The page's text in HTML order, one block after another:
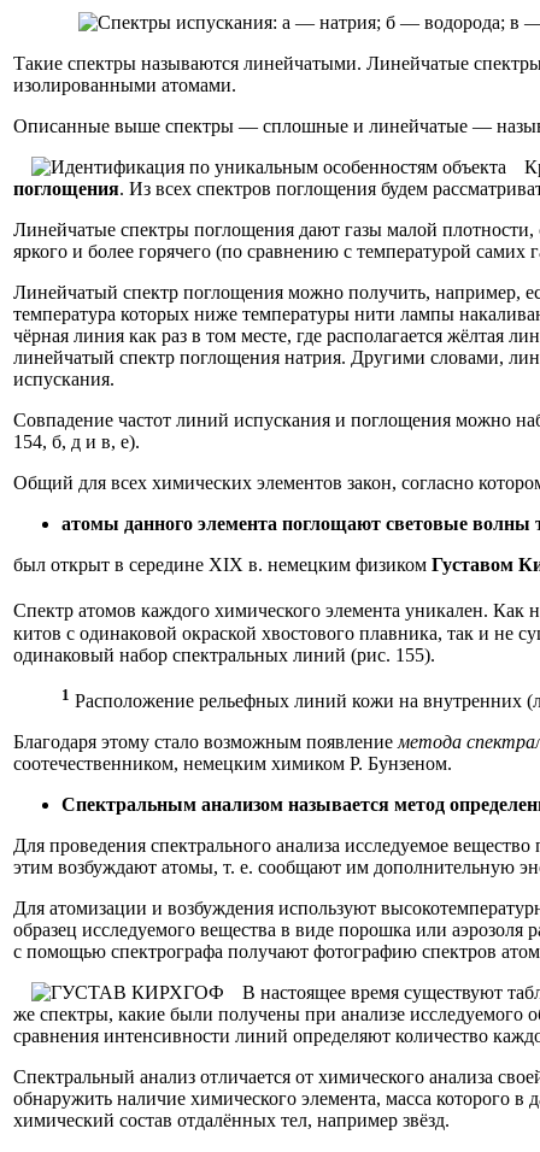
Такие спектры называются линейчатыми. Линейчатые
изолированными атомами.
Описанные выше спектры — сплошные и линейчатые —
поглощения. Из всех спектров поглощения будем
Линейчатые спектры поглощения дают газы малой плотности,
яркого и более горячего (по сравнению с температурой
Линейчатый спектр поглощения можно получить, например,
температура которых ниже температуры нити лампы
чёрная линия как раз в том месте, где располагается жёлтая
линейчатый спектр поглощения натрия. Другими словами,
испускания.
Совпадение частот линий испускания и поглощения можно
154, б, д и в, е).
Общий для всех химических элементов закон, согласно
атомы данного элемента поглощают световые волны
был открыт в середине XIX в. немецким физиком Густавом
Спектр атомов каждого химического элемента уникален.
китов с одинаковой окраской хвостового плавника, так и не
одинаковый набор спектральных линий (рис. 155).
1 Расположение рельефных линий кожи на внутренних
Благодаря этому стало возможным появление метода
соотечественником, немецким химиком Р. Бунзеном.
Спектральным анализом называется метод
Для проведения спектрального анализа исследуемое
этим возбуждают атомы, т. е. сообщают им дополнительную
Для атомизации и возбуждения используют
образец исследуемого вещества в виде порошка или аэрозоля
с помощью спектрографа получают фотографию спектров
В настоящее время существуют
же спектры, какие были получены при анализе исследуемого
сравнения интенсивности линий определяют количество
Спектральный анализ отличается от химического анализа
обнаружить наличие химического элемента, масса которого
химический состав отдалённых тел, например звёзд.